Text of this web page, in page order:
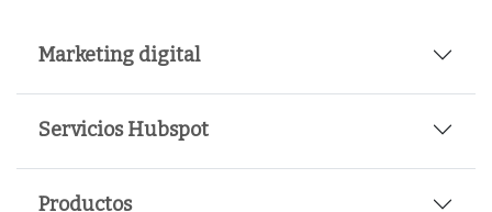
Marketing digital
Servicios Hubspot
Productos